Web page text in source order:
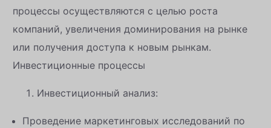
процессы осуществляются с целью роста
компаний, увеличения доминирования на рынке
или получения доступа к новым рынкам.
Инвестиционные процессы
Инвестиционный анализ:
Проведение маркетинговых исследований по